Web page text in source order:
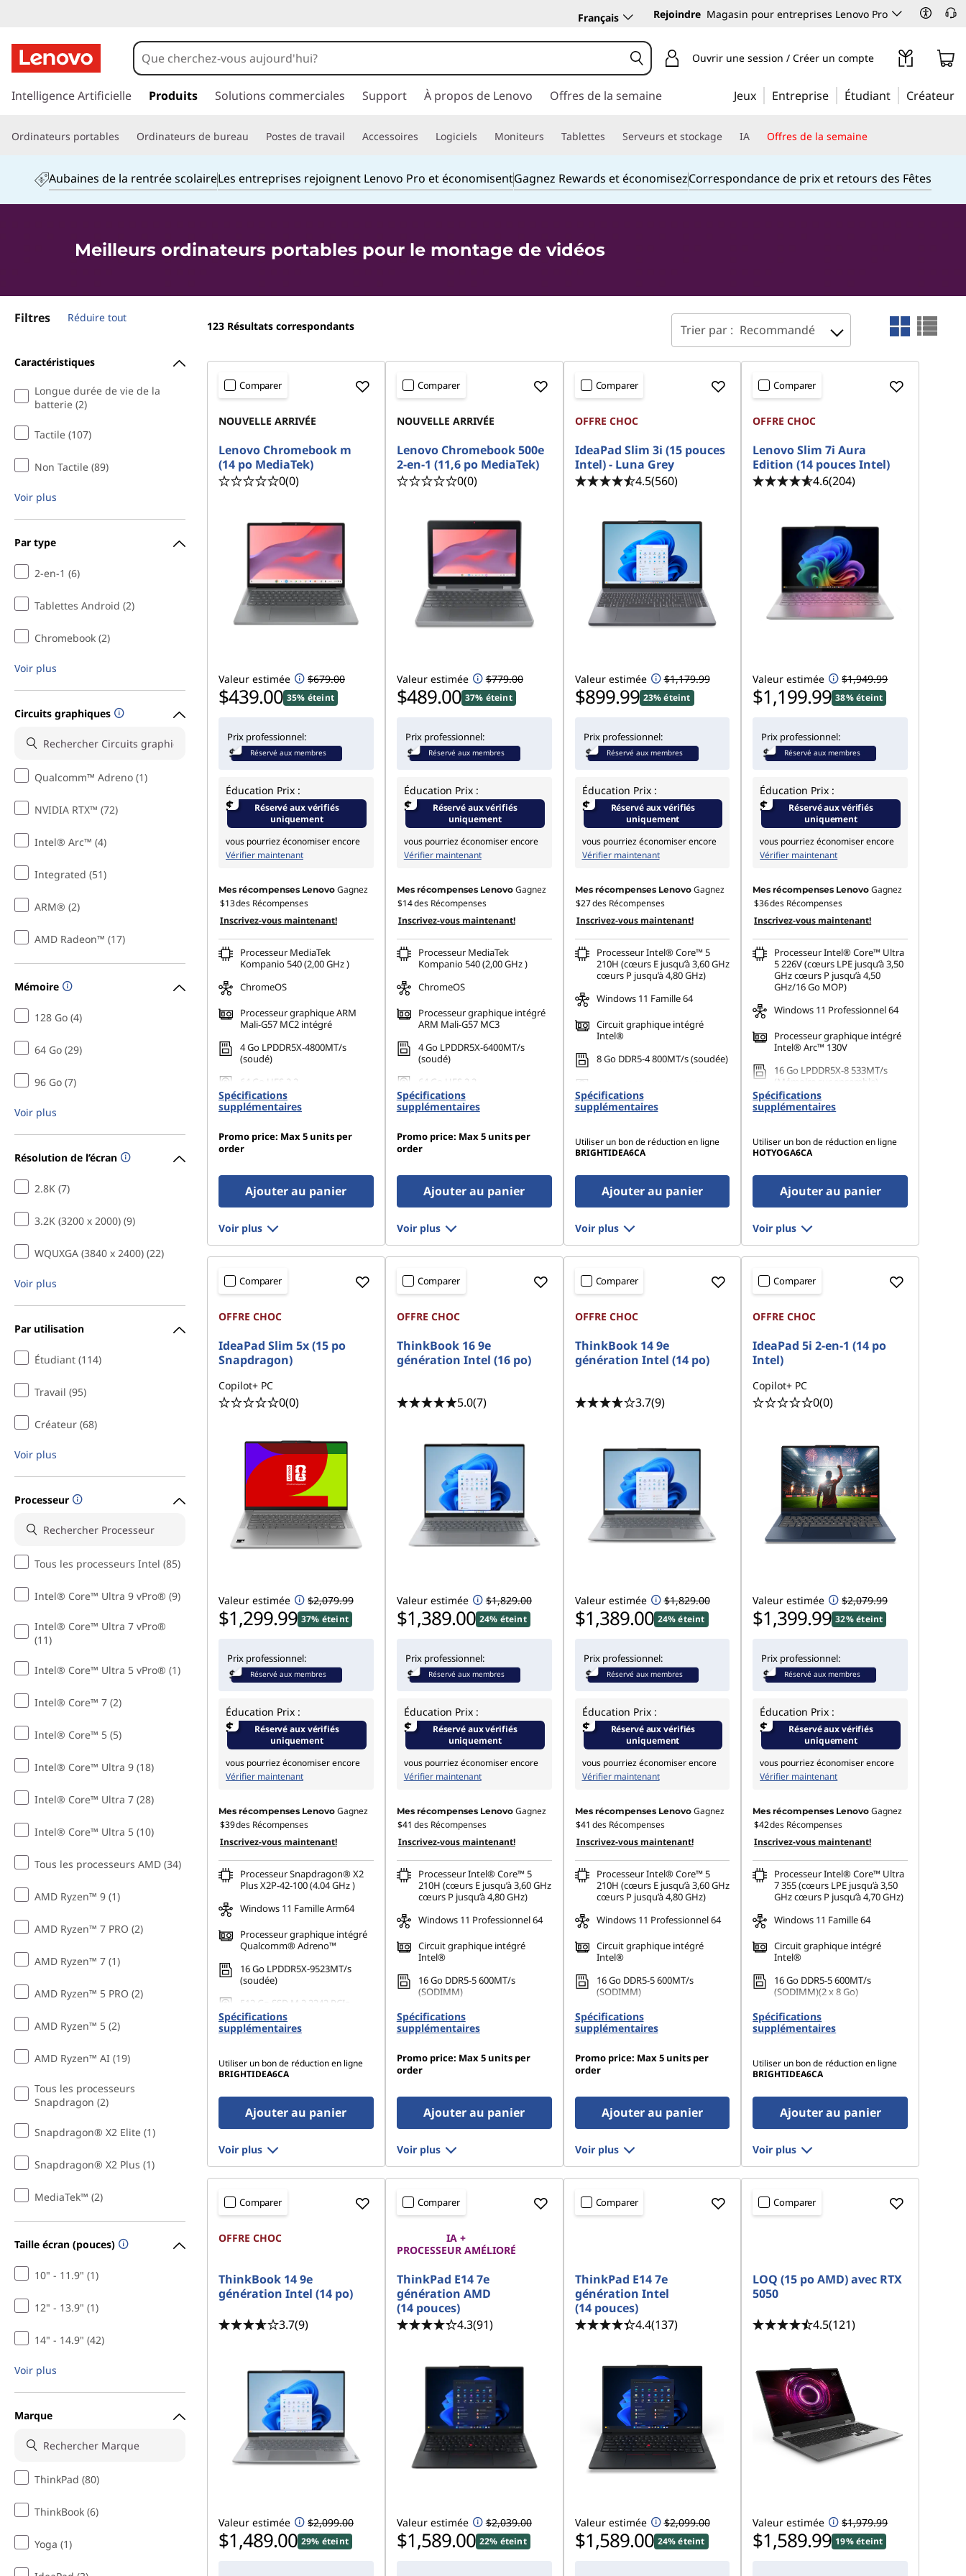
d
n
t
r
u
m
n
Français Rejoindre Magasin pour entreprises Lenovo Pro
a
e
c
u
p
n
a
Ouvrir une session / Créer un compte
Intelligence Artificielle Produits Solutions commerciales Support À propos de Lenovo Offres de la semaine Jeux Entreprise Étudiant Créateur
Ordinateurs portables Ordinateurs de bureau Postes de travail Accessoires Logiciels Moniteurs Tablettes Serveurs et stockage IA Offres de la semaine
Aubaines de la rentrée scolaireLes entreprises rejoignent Lenovo Pro et économisentGagnez Rewards et économisezCorrespondance de prix et retours des Fêtes
Meilleurs ordinateurs portables pour le montage de vidéos
Filtres Réduire tout
Caractéristiques
Longue durée de vie de la
batterie (2)
Tactile (107)
Non Tactile (89)
Voir plus
Par type
2-en-1 (6)
Tablettes Android (2)
Chromebook (2)
Voir plus
Circuits graphiques
Qualcomm™ Adreno (1)
NVIDIA RTX™ (72)
Intel® Arc™ (4)
Integrated (51)
ARM® (2)
AMD Radeon™ (17)
Mémoire
128 Go (4)
64 Go (29)
96 Go (7)
Voir plus
Résolution de l’écran
2.8K (7)
3.2K (3200 x 2000) (9)
WQUXGA (3840 x 2400) (22)
Voir plus
Par utilisation
Étudiant (114)
Travail (95)
Créateur (68)
Voir plus
Processeur
Tous les processeurs Intel (85)
Intel® Core™ Ultra 9 vPro® (9)
Intel® Core™ Ultra 7 vPro®
(11)
Intel® Core™ Ultra 5 vPro® (1)
Intel® Core™ 7 (2)
Intel® Core™ 5 (5)
Intel® Core™ Ultra 9 (18)
Intel® Core™ Ultra 7 (28)
Intel® Core™ Ultra 5 (10)
Tous les processeurs AMD (34)
AMD Ryzen™ 9 (1)
AMD Ryzen™ 7 PRO (2)
AMD Ryzen™ 7 (1)
AMD Ryzen™ 5 PRO (2)
AMD Ryzen™ 5 (2)
AMD Ryzen™ AI (19)
Tous les processeurs
Snapdragon (2)
Snapdragon® X2 Elite (1)
Snapdragon® X2 Plus (1)
MediaTek™ (2)
Taille écran (pouces)
10" - 11.9" (1)
12" - 13.9" (1)
14" - 14.9" (42)
Voir plus
Marque
ThinkPad (80)
ThinkBook (6)
Yoga (1)
123 Résultats correspondants Trier par : Recommandé
Comparer
NOUVELLE ARRIVÉE
Lenovo Chromebook m
(14 po MediaTek)
0(0)
Valeur estimée $679.00
$439.00 35% éteint
Prix professionnel:
Réservé aux membres
Éducation Prix :
$
Réservé aux vérifiés
uniquement
vous pourriez économiser encore
Vérifier maintenant
Mes récompenses Lenovo Gagnez
$13des Récompenses
Inscrivez-vous maintenant!
Processeur MediaTek
Kompanio 540 (2,00 GHz )
ChromeOS
Processeur graphique ARM
Mali-G57 MC2 intégré
4 Go LPDDR5X-4800MT/s
(soudé)
64 Go UFS 2.2
Spécifications
supplémentaires
Promo price: Max 5 units per
order
Ajouter au panier
Voir plus
Comparer
NOUVELLE ARRIVÉE
Lenovo Chromebook 500e
2-en-1 (11,6 po MediaTek)
0(0)
Valeur estimée $779.00
$489.00 37% éteint
Prix professionnel:
Réservé aux membres
Éducation Prix :
$
Réservé aux vérifiés
uniquement
vous pourriez économiser encore
Vérifier maintenant
Mes récompenses Lenovo Gagnez
$14des Récompenses
Inscrivez-vous maintenant!
Processeur MediaTek
Kompanio 540 (2,00 GHz )
ChromeOS
Processeur graphique intégré
ARM Mali-G57 MC3
4 Go LPDDR5X-6400MT/s
(soudé)
64 Go UFS 2.2
Spécifications
supplémentaires
Promo price: Max 5 units per
order
Ajouter au panier
Voir plus
Comparer
OFFRE CHOC
IdeaPad Slim 3i (15 pouces
Intel) - Luna Grey
4.5(560)
Valeur estimée $1,179.99
$899.99 23% éteint
Prix professionnel:
Réservé aux membres
Éducation Prix :
$
Réservé aux vérifiés
uniquement
vous pourriez économiser encore
Vérifier maintenant
Mes récompenses Lenovo Gagnez
$27des Récompenses
Inscrivez-vous maintenant!
Processeur Intel® Core™ 5
210H (cœurs E jusqu’à 3,60 GHz
cœurs P jusqu’à 4,80 GHz)
Windows 11 Famille 64
Circuit graphique intégré
Intel®
8 Go DDR5-4 800MT/s (soudée)
Gen4 QLC
Spécifications
supplémentaires
Utiliser un bon de réduction en ligne
BRIGHTIDEA6CA
Ajouter au panier
Voir plus
Comparer
OFFRE CHOC
Lenovo Slim 7i Aura
Edition (14 pouces Intel)
4.6(204)
Valeur estimée $1,949.99
$1,199.99 38% éteint
Prix professionnel:
Réservé aux membres
Éducation Prix :
$
Réservé aux vérifiés
uniquement
vous pourriez économiser encore
Vérifier maintenant
Mes récompenses Lenovo Gagnez
$36des Récompenses
Inscrivez-vous maintenant!
Processeur Intel® Core™ Ultra
5 226V (cœurs LPE jusqu’à 3,50
GHz cœurs P jusqu’à 4,50
GHz/16 Go MOP)
Windows 11 Professionnel 64
Processeur graphique intégré
Intel® Arc™ 130V
16 Go LPDDR5X-8 533MT/s
(Mémoire sur ensemble)
1 To SSD M.2 2242 PCIe Gen4
TLC
Spécifications
supplémentaires
Utiliser un bon de réduction en ligne
HOTYOGA6CA
Ajouter au panier
Voir plus
Comparer
OFFRE CHOC
IdeaPad Slim 5x (15 po
Snapdragon)
Copilot+ PC
0(0)
Valeur estimée $2,079.99
$1,299.99 37% éteint
Prix professionnel:
Réservé aux membres
Éducation Prix :
$
Réservé aux vérifiés
uniquement
vous pourriez économiser encore
Vérifier maintenant
Mes récompenses Lenovo Gagnez
$39des Récompenses
Inscrivez-vous maintenant!
Processeur Snapdragon® X2
Plus X2P-42-100 (4.04 GHz )
Windows 11 Famille Arm64
Processeur graphique intégré
Qualcomm® Adreno™
16 Go LPDDR5X-9523MT/s
(soudée)
512 Go SSD M.2 2242 PCIe
Gen4 QLC
Spécifications
supplémentaires
Utiliser un bon de réduction en ligne
BRIGHTIDEA6CA
Ajouter au panier
Voir plus
Comparer
OFFRE CHOC
ThinkBook 16 9e
génération Intel (16 po)
5.0(7)
Valeur estimée $1,829.00
$1,389.00 24% éteint
Prix professionnel:
Réservé aux membres
Éducation Prix :
$
Réservé aux vérifiés
uniquement
vous pourriez économiser encore
Vérifier maintenant
Mes récompenses Lenovo Gagnez
$41 des Récompenses
Inscrivez-vous maintenant!
Processeur Intel® Core™ 5
210H (cœurs E jusqu’à 3,60 GHz
cœurs P jusqu’à 4,80 GHz)
Windows 11 Professionnel 64
Circuit graphique intégré
Intel®
16 Go DDR5-5 600MT/s
(SODIMM)
512 Go SSD M.2 2242 PCIe
Gen4 QLC
Spécifications
supplémentaires
Promo price: Max 5 units per
order
Ajouter au panier
Voir plus
Comparer
OFFRE CHOC
ThinkBook 14 9e
génération Intel (14 po)
3.7(9)
Valeur estimée $1,829.00
$1,389.00 24% éteint
Prix professionnel:
Réservé aux membres
Éducation Prix :
$
Réservé aux vérifiés
uniquement
vous pourriez économiser encore
Vérifier maintenant
Mes récompenses Lenovo Gagnez
$41 des Récompenses
Inscrivez-vous maintenant!
Processeur Intel® Core™ 5
210H (cœurs E jusqu’à 3,60 GHz
cœurs P jusqu’à 4,80 GHz)
Windows 11 Professionnel 64
Circuit graphique intégré
Intel®
16 Go DDR5-5 600MT/s
(SODIMM)
512 Go SSD M.2 2242 PCIe
Gen4 QLC
Spécifications
supplémentaires
Promo price: Max 5 units per
order
Ajouter au panier
Voir plus
Comparer
OFFRE CHOC
IdeaPad 5i 2-en-1 (14 po
Intel)
Copilot+ PC
0(0)
Valeur estimée $2,079.99
$1,399.99 32% éteint
Prix professionnel:
Réservé aux membres
Éducation Prix :
$
Réservé aux vérifiés
uniquement
vous pourriez économiser encore
Vérifier maintenant
Mes récompenses Lenovo Gagnez
$42des Récompenses
Inscrivez-vous maintenant!
Processeur Intel® Core™ Ultra
7 355 (cœurs LPE jusqu’à 3,50
GHz cœurs P jusqu’à 4,70 GHz)
Windows 11 Famille 64
Circuit graphique intégré
Intel®
16 Go DDR5-5 600MT/s
(SODIMM)(2 x 8 Go)
1 To SSD M.2 2242 PCIe Gen4
QLC
Spécifications
supplémentaires
Utiliser un bon de réduction en ligne
BRIGHTIDEA6CA
Ajouter au panier
Voir plus
Comparer
OFFRE CHOC
ThinkBook 14 9e
génération Intel (14 po)
3.7(9)
Valeur estimée $2,099.00
$1,489.00 29% éteint
Comparer
IA +
PROCESSEUR AMÉLIORÉ
ThinkPad E14 7e
génération AMD
(14 pouces)
4.3(91)
Valeur estimée $2,039.00
$1,589.00 22% éteint
Comparer
ThinkPad E14 7e
génération Intel
(14 pouces)
4.4(137)
Valeur estimée $2,099.00
$1,589.00 24% éteint
Comparer
LOQ (15 po AMD) avec RTX
5050
4.5(121)
Valeur estimée $1,979.99
$1,589.99 19% éteint